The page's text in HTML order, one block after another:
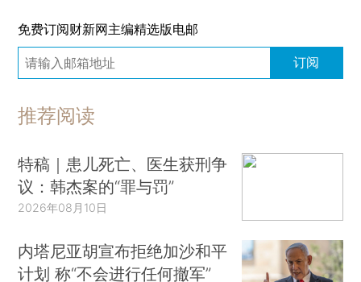
免费订阅财新网主编精选版电邮
订阅
推荐阅读
特稿｜患儿死亡、医生获刑争
议：韩杰案的“罪与罚”
2026年08月10日
内塔尼亚胡宣布拒绝加沙和平
计划 称“不会进行任何撤军”